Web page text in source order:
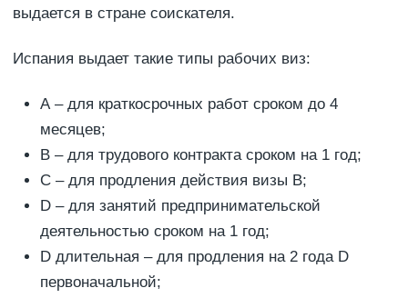
выдается в стране соискателя.
Испания выдает такие типы рабочих виз:
А – для краткосрочных работ сроком до 4
месяцев;
В – для трудового контракта сроком на 1 год;
С – для продления действия визы В;
D – для занятий предпринимательской
деятельностью сроком на 1 год;
D длительная – для продления на 2 года D
первоначальной;